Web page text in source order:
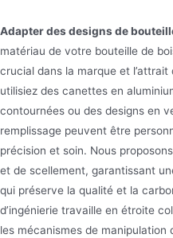
Adapter des designs de
matériau de votre bouteille de
crucial dans la marque et
utilisiez des canettes en
contournées ou des designs en
remplissage peuvent être
précision et soin. Nous
et de scellement, garantissant
qui préserve la qualité et la
d’ingénierie travaille en étroite
les mécanismes de manipulation